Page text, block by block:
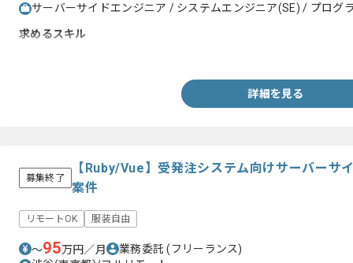
サーバーサイドエンジニア / システムエンジニア(SE) / プログ
求めるスキル
詳細を見る
募集終了
【Ruby/Vue】受発注システム向けサーバーサ
案件
リモートOK 服装自由
〜95万円／月 業務委託(フリーランス)